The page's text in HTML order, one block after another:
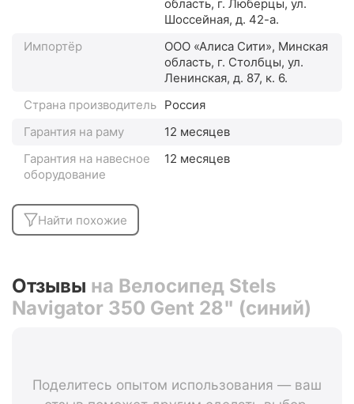
область, г. Люберцы, ул.
Шоссейная, д. 42-а.
Импортёр
ООО «Алиса Сити», Минская
область, г. Столбцы, ул.
Ленинская, д. 87, к. 6.
Страна производитель Россия
Гарантия на раму
12 месяцев
Гарантия на навесное
оборудование
12 месяцев
Найти похожие
Отзывы на Велосипед Stels
Navigator 350 Gent 28" (синий)
Поделитесь опытом использования — ваш